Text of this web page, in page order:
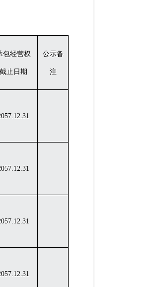
包经营权
截止日期
公示备
注